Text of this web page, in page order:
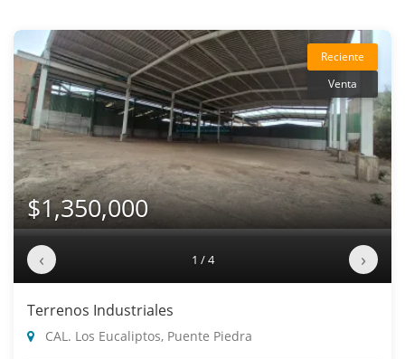
Reciente
Venta
$1,350,000
‹ 1 / 4 ›
Terrenos Industriales
CAL. Los Eucaliptos, Puente Piedra